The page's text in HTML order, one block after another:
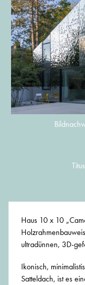
Haus 10 x 10
ultradünnen, 3D-
Ikonisch,
Satteldach, ist es